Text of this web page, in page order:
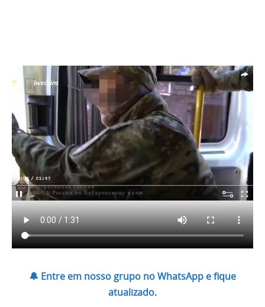
🔔 Entre em nosso grupo no WhatsApp e fique
atualizado.